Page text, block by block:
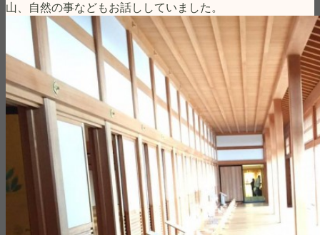
山、自然の事などもお話ししていました。